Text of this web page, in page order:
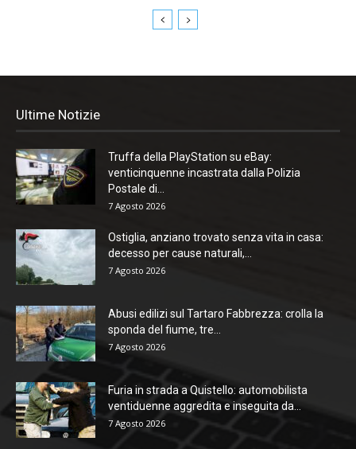
Ultime Notizie
Truffa della PlayStation su eBay:
venticinquenne incastrata dalla Polizia
Postale di...
7 Agosto 2026
Ostiglia, anziano trovato senza vita in casa:
decesso per cause naturali,...
7 Agosto 2026
Abusi edilizi sul Tartaro Fabbrezza: crolla la
sponda del fiume, tre...
7 Agosto 2026
Furia in strada a Quistello: automobilista
ventiduenne aggredita e inseguita da...
7 Agosto 2026